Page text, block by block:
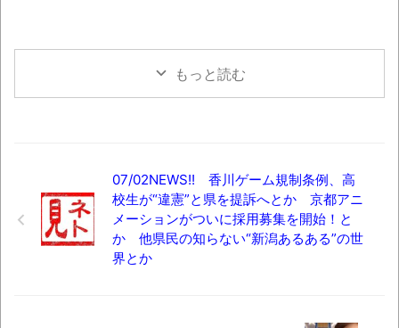
もっと読む
07/02NEWS!! 香川ゲーム規制条例、高
校生が“違憲”と県を提訴へとか 京都アニ
メーションがついに採用募集を開始！と
か 他県民の知らない“新潟あるある”の世
界とか